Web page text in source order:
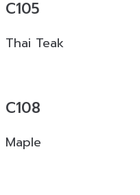
C105
Thai Teak
C108
Maple